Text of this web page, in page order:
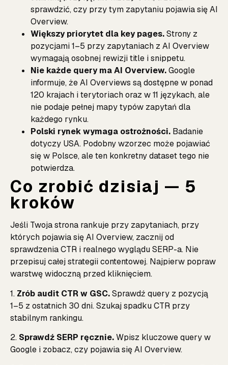
sprawdzić, czy przy tym zapytaniu pojawia się AI
Overview.
Większy priorytet dla key pages.Strony z
pozycjami 1–5 przy zapytaniach z AI Overview
wymagają osobnej rewizji title i snippetu.
Nie każde query ma AI Overview.Google
informuje, że AI Overviews są dostępne w ponad
120 krajach i terytoriach oraz w 11 językach, ale
nie podaje pełnej mapy typów zapytań dla
każdego rynku.
Polski rynek wymaga ostrożności. Badanie
dotyczy USA. Podobny wzorzec może pojawiać
się w Polsce, ale ten konkretny dataset tego nie
potwierdza.
Co zrobić dzisiaj — 5
kroków
Jeśli Twoja strona rankuje przy zapytaniach, przy
których pojawia się AI Overview, zacznij od
sprawdzenia CTR i realnego wyglądu SERP-a. Nie
przepisuj całej strategii contentowej. Najpierw popraw
warstwę widoczną przed kliknięciem.
1. Zrób audit CTR w GSC.Sprawdź query z pozycją
1–5 z ostatnich 30 dni. Szukaj spadku CTR przy
stabilnym rankingu.
2. Sprawdź SERP ręcznie.Wpisz kluczowe query w
Google i zobacz, czy pojawia się AI Overview.